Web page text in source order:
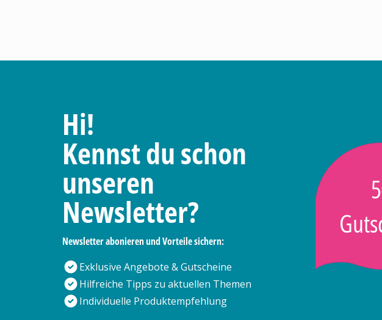
Hi!
Kennst du schon
unseren
Newsletter?
Newsletter abonieren und Vorteile sichern:
Exklusive Angebote & Gutscheine
Hilfreiche Tipps zu aktuellen Themen
Individuelle Produktempfehlung